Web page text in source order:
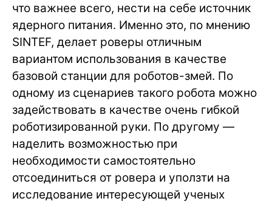
что важнее всего, нести на себе источник
ядерного питания. Именно это, по мнению
SINTEF, делает роверы отличным
вариантом использования в качестве
базовой станции для роботов-змей. По
одному из сценариев такого робота можно
задействовать в качестве очень гибкой
роботизированной руки. По другому —
наделить возможностью при
необходимости самостоятельно
отсоединиться от ровера и уползти на
исследование интересующей ученых